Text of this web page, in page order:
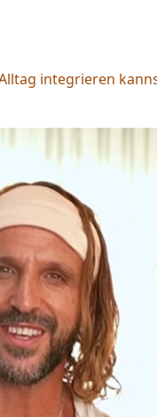
integrieren